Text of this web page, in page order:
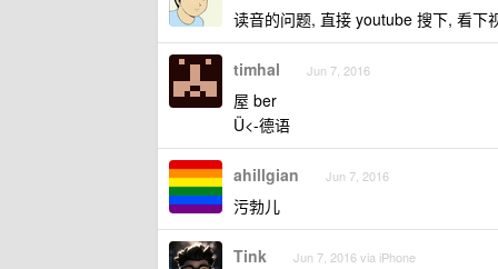
读音的问题, 直接 youtube 搜下, 看下
timhal Jun 7, 2016
屋 ber
Ü<-德语
ahillgian Jun 7, 2016
污勃儿
Tink Jun 7, 2016 via iPhone